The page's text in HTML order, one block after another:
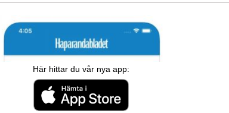
Här hittar du vår nya app: